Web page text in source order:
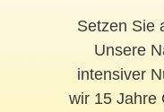
Setzen Sie
Unsere
intensiver
wir 15 Jahre